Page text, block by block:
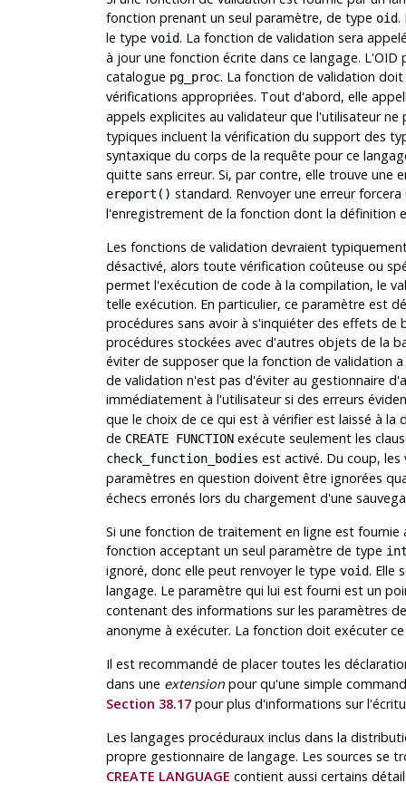
fonction prenant un seul paramètre, de type oid.
le type void. La fonction de validation sera
à jour une fonction écrite dans ce langage.
catalogue pg_proc. La fonction de validation
vérifications appropriées. Tout d'abord, elle
appels explicites au validateur que l'utilisateur ne
typiques incluent la vérification du support des
syntaxique du corps de la requête pour ce
quitte sans erreur. Si, par contre, elle trouve une
ereport() standard. Renvoyer une erreur
l'enregistrement de la fonction dont la définition
Les fonctions de validation devraient
désactivé, alors toute vérification coûteuse ou
permet l'exécution de code à la compilation, le
telle exécution. En particulier, ce paramètre est
procédures sans avoir à s'inquiéter des effets
procédures stockées avec d'autres objets de la
éviter de supposer que la fonction de validation
de validation n'est pas d'éviter au gestionnaire
immédiatement à l'utilisateur si des erreurs
que le choix de ce qui est à vérifier est laissé à
de CREATE FUNCTIONexécute seulement les
check_function_bodies est activé. Du coup,
paramètres en question doivent être ignorées
échecs erronés lors du chargement d'une
Si une fonction de traitement en ligne est
fonction acceptant un seul paramètre de type
ignoré, donc elle peut renvoyer le type void. Elle
langage. Le paramètre qui lui est fourni est un
contenant des informations sur les paramètres
anonyme à exécuter. La fonction doit exécuter
Il est recommandé de placer toutes les
dans une extensionpour qu'une simple
Section 38.17pour plus d'informations sur
Les langages procéduraux inclus dans la
propre gestionnaire de langage. Les sources se
CREATE LANGUAGE contient aussi certains